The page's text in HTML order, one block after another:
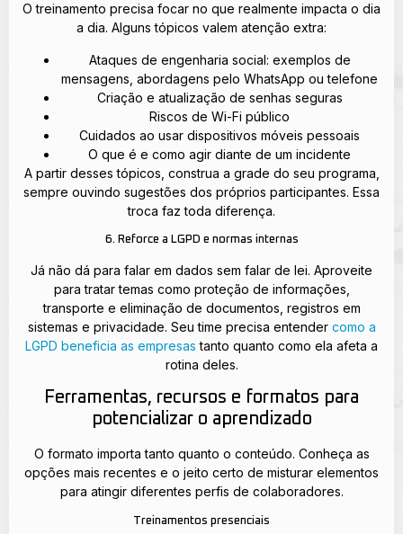
O treinamento precisa focar no que realmente impacta o dia
a dia. Alguns tópicos valem atenção extra:
Ataques de engenharia social: exemplos de
mensagens, abordagens pelo WhatsApp ou telefone
Criação e atualização de senhas seguras
Riscos de Wi-Fi público
Cuidados ao usar dispositivos móveis pessoais
O que é e como agir diante de um incidente
A partir desses tópicos, construa a grade do seu programa,
sempre ouvindo sugestões dos próprios participantes. Essa
troca faz toda diferença.
6. Reforce a LGPD e normas internas
Já não dá para falar em dados sem falar de lei. Aproveite
para tratar temas como proteção de informações,
transporte e eliminação de documentos, registros em
sistemas e privacidade. Seu time precisa entender como a
LGPD beneficia as empresas tanto quanto como ela afeta a
rotina deles.
Ferramentas, recursos e formatos para
potencializar o aprendizado
O formato importa tanto quanto o conteúdo. Conheça as
opções mais recentes e o jeito certo de misturar elementos
para atingir diferentes perfis de colaboradores.
Treinamentos presenciais